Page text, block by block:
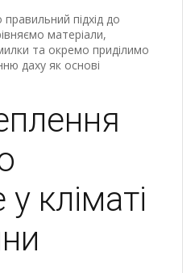
підхід до
матеріали,
та окремо приділимо
даху як основі
кліматі